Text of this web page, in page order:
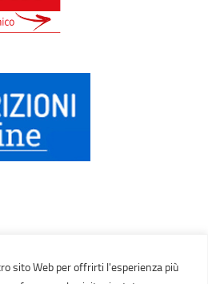
sito Web per offrirti l'esperienza più